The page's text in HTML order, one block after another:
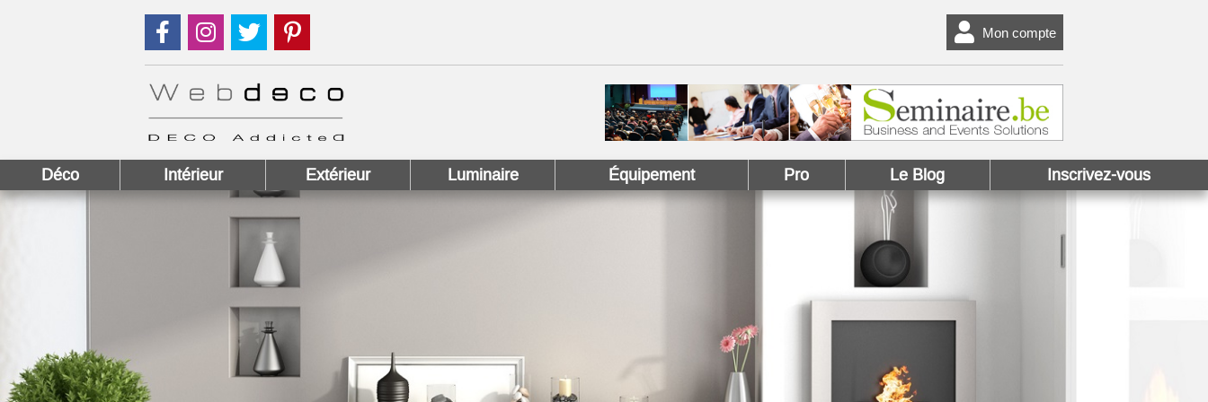
Suivez nous sur Facebook !
Suivez nous sur Instagram !
Suivez nous sur Twitter ! Mon compte
Déco Intérieur Extérieur Luminaire Équipement Pro Le Blog Inscrivez-vous